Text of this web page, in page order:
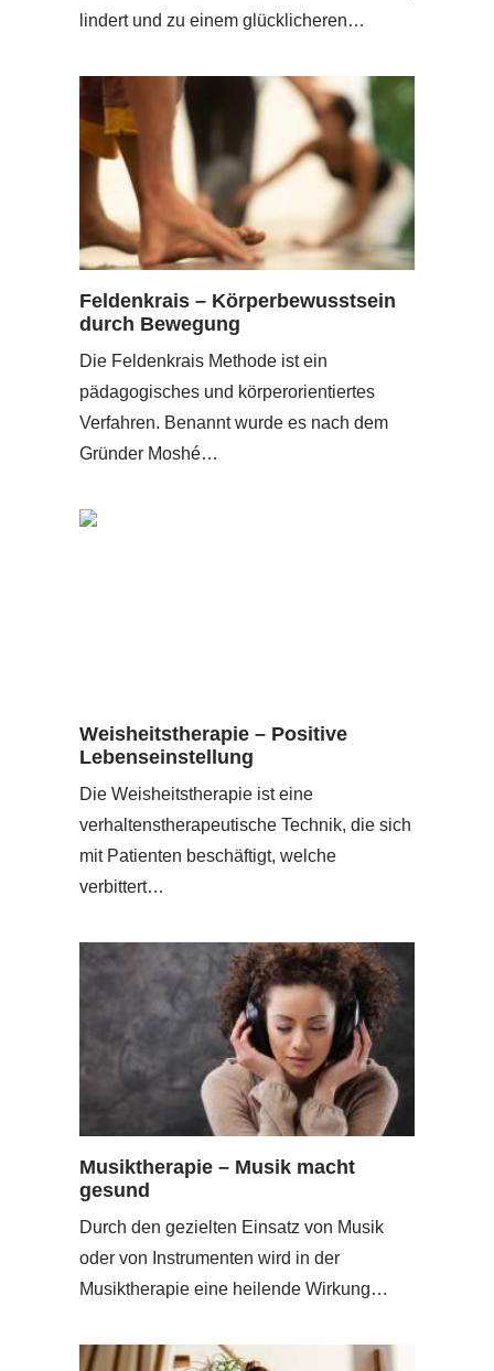
lindert und zu einem glücklicheren…
Feldenkrais – Körperbewusstsein
durch Bewegung
Die Feldenkrais Methode ist ein
pädagogisches und körperorientiertes
Verfahren. Benannt wurde es nach dem
Gründer Moshé…
Weisheitstherapie – Positive
Lebenseinstellung
Die Weisheitstherapie ist eine
verhaltenstherapeutische Technik, die sich
mit Patienten beschäftigt, welche
verbittert…
Musiktherapie – Musik macht
gesund
Durch den gezielten Einsatz von Musik
oder von Instrumenten wird in der
Musiktherapie eine heilende Wirkung…